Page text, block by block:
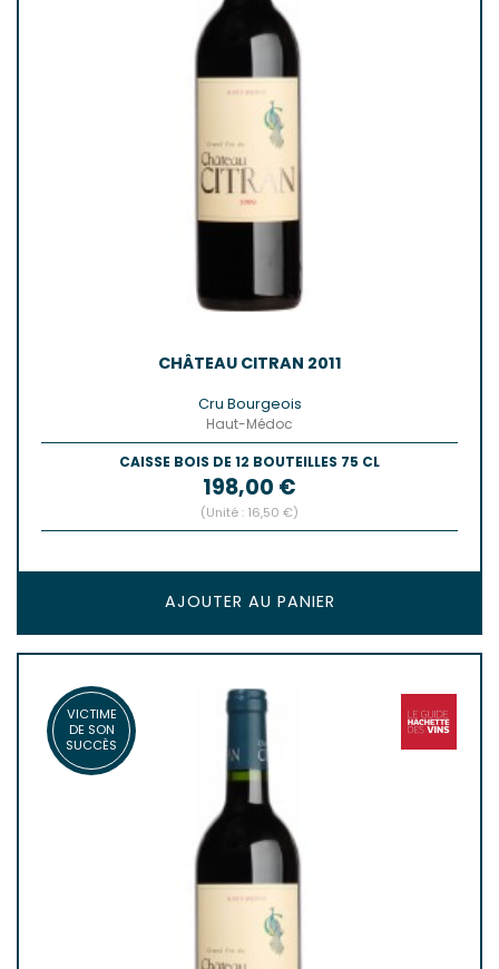
CHÂTEAU CITRAN 2011
Cru Bourgeois
Haut-Médoc
CAISSE BOIS DE 12 BOUTEILLES 75 CL
Prix
198,00 €
(Unité : 16,50 €)
AJOUTER AU PANIER
VICTIME
DE SON
SUCCÈS